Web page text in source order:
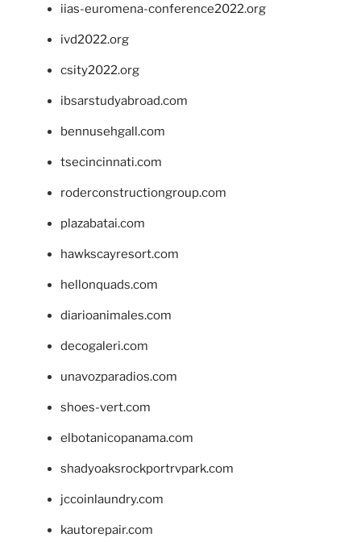
iias-euromena-conference2022.org
ivd2022.org
csity2022.org
ibsarstudyabroad.com
bennusehgall.com
tsecincinnati.com
roderconstructiongroup.com
plazabatai.com
hawkscayresort.com
hellonquads.com
diarioanimales.com
decogaleri.com
unavozparadios.com
shoes-vert.com
elbotanicopanama.com
shadyoaksrockportrvpark.com
jccoinlaundry.com
kautorepair.com